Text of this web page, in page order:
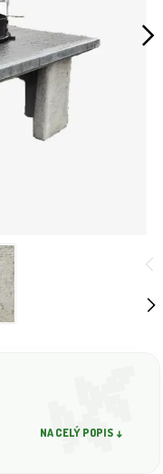
NA CELÝ POPIS ↓